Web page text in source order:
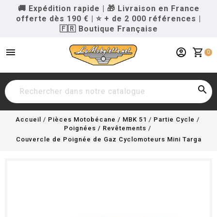
🚚 Expédition rapide | 🎁 Livraison en France
offerte dès 190 € | ⭐ + de 2 000 références |
🇫🇷 Boutique Française
menu shopping_cart 0
account_circle

Accueil Pièces Motobécane / MBK 51
Partie Cycle
Poignées / Revêtements
Couvercle de Poignée de Gaz Cyclomoteurs Mini Targa